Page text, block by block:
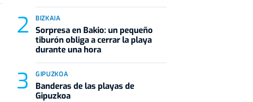
BIZKAIA
Sorpresa en Bakio: un pequeño
tiburón obliga a cerrar la playa
durante una hora
GIPUZKOA
Banderas de las playas de
Gipuzkoa